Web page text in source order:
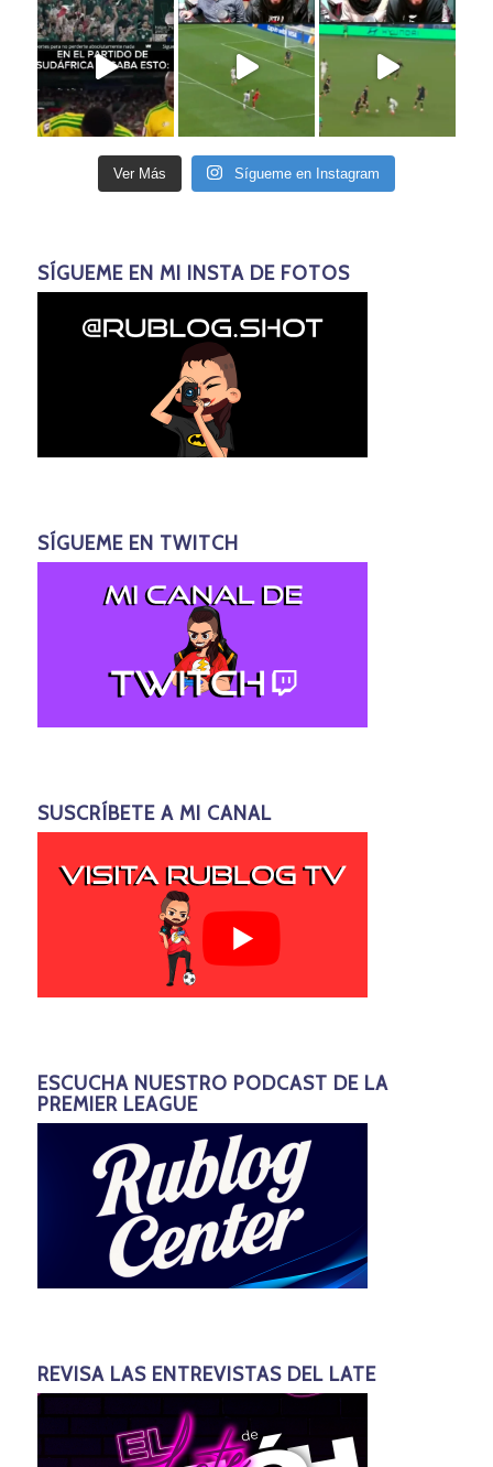
Ver Más Sígueme en Instagram
SÍGUEME EN MI INSTA DE FOTOS
SÍGUEME EN TWITCH
SUSCRÍBETE A MI CANAL
ESCUCHA NUESTRO PODCAST DE LA
PREMIER LEAGUE
REVISA LAS ENTREVISTAS DEL LATE